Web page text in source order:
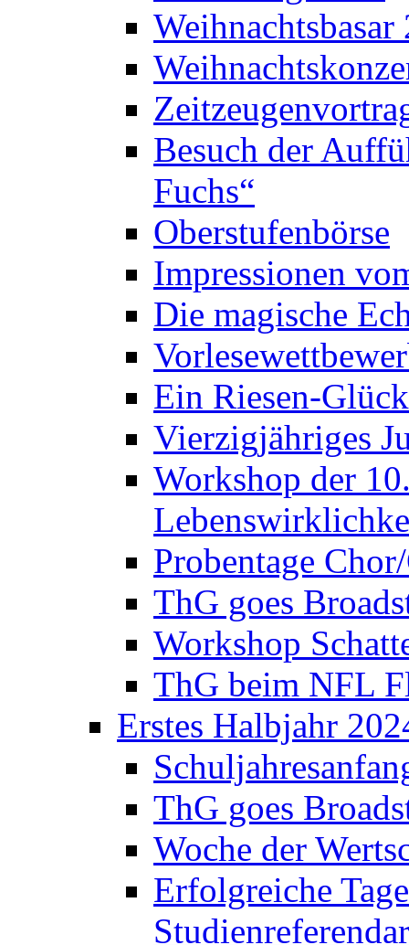
Weihnachtsbasar
Besuch der
Fuchs“
Oberstufenbörse
Impressionen
Die magische
Ein Riesen-
Vierzigjähriges
Workshop der
Probentage
ThG goes
Workshop
ThG beim NFL
Erstes Halbjahr
ThG goes
Woche der
Erfolgreiche